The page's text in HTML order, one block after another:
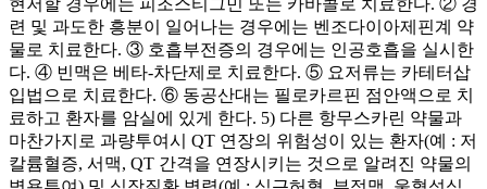
련 및 과도한 흥분이 일어나는 경우에는 벤조다이아제핀계 약
물로 치료한다. ③ 호흡부전증의 경우에는 인공호흡을 실시한
다. ④ 빈맥은 베타-차단제로 치료한다. ⑤ 요저류는 카테터삽
입법으로 치료한다. ⑥ 동공산대는 필로카르핀 점안액으로 치
료하고 환자를 암실에 있게 한다. 5) 다른 항무스카린 약물과
마찬가지로 과량투여시 QT 연장의 위험성이 있는 환자(예 : 저
칼륨혈증, 서맥, QT 간격을 연장시키는 것으로 알려진 약물의